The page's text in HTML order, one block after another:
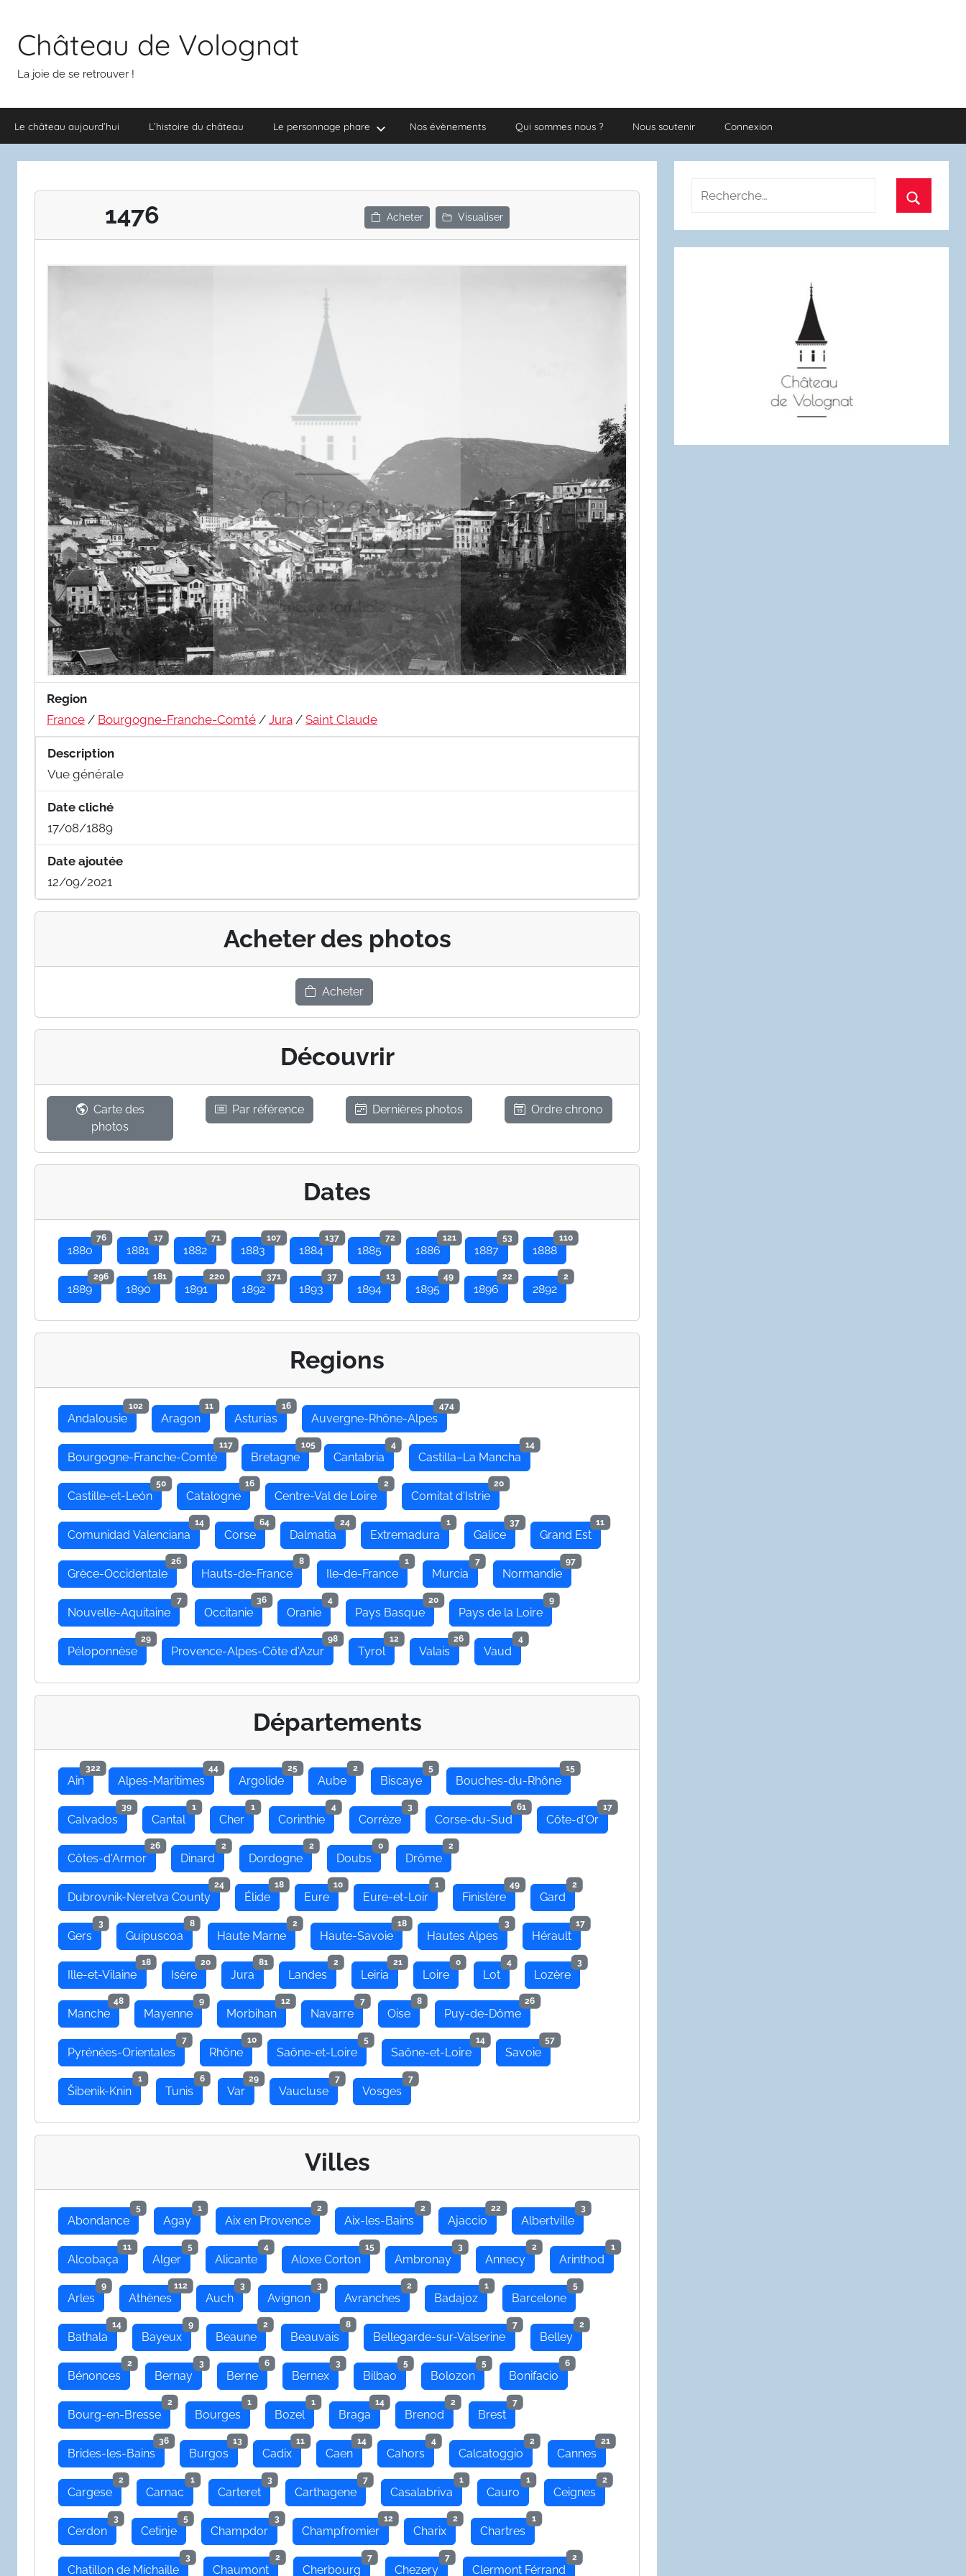
contenuChâteau de Volognat
La joie de se retrouver !
Le château aujourd’hui L’histoire du château Le personnage phare Nos évènements Qui sommes nous ? Nous soutenir Connexion
1476 Acheter Visualiser
Region
France / Bourgogne-Franche-Comté / Jura / Saint Claude
Description
Vue générale
Date cliché
17/08/1889
Date ajoutée
12/09/2021
Acheter des photos
Acheter
Découvrir
Carte des
photos
Par référence Dernières photos Ordre chrono
Dates
1880
76
1881
17
1882
71
1883
107
1884
137
1885
72
1886
121
1887
53
1888
110
1889
296
1890
181
1891
220
1892
371
1893
37
1894
13
1895
49
1896
22
2892
2
Regions
Andalousie
102
Aragon
11
Asturias
16
Auvergne-Rhône-Alpes
474
Bourgogne-Franche-Comté
117
Bretagne
105
Cantabria
4
Castilla–La Mancha
14
Castille-et-León
50
Catalogne
16
Centre-Val de Loire
2
Comitat d'Istrie
20
Comunidad Valenciana
14
Corse
64
Dalmatia
24
Extremadura
1
Galice
37
Grand Est
11
Grèce-Occidentale
26
Hauts-de-France
8
Ile-de-France
1
Murcia
7
Normandie
97
Nouvelle-Aquitaine
7
Occitanie
36
Oranie
4
Pays Basque
20
Pays de la Loire
9
Péloponnèse
29
Provence-Alpes-Côte d'Azur
98
Tyrol
12
Valais
26
Vaud
4
Départements
Ain
322
Alpes-Maritimes
44
Argolide
25
Aube
2
Biscaye
5
Bouches-du-Rhône
15
Calvados
39
Cantal
1
Cher
1
Corinthie
4
Corrèze
3
Corse-du-Sud
61
Côte-d'Or
17
Côtes-d'Armor
26
Dinard
2
Dordogne
2
Doubs
0
Drôme
2
Dubrovnik-Neretva County
24
Élide
18
Eure
10
Eure-et-Loir
1
Finistère
49
Gard
2
Gers
3
Guipuscoa
8
Haute Marne
2
Haute-Savoie
18
Hautes Alpes
3
Hérault
17
Ille-et-Vilaine
18
Isère
20
Jura
81
Landes
2
Leiria
21
Loire
0
Lot
4
Lozère
3
Manche
48
Mayenne
9
Morbihan
12
Navarre
7
Oise
8
Puy-de-Dôme
26
Pyrénées-Orientales
7
Rhône
10
Saône-et-Loire
5
Saône-et-Loire
14
Savoie
57
Šibenik-Knin
1
Tunis
6
Var
29
Vaucluse
7
Vosges
7
Villes
Abondance
5
Agay
1
Aix en Provence
2
Aix-les-Bains
2
Ajaccio
22
Albertville
3
Alcobaça
11
Alger
5
Alicante
4
Aloxe Corton
15
Ambronay
3
Annecy
2
Arinthod
1
Arles
9
Athènes
112
Auch
3
Avignon
3
Avranches
2
Badajoz
1
Barcelone
5
Bathala
14
Bayeux
9
Beaune
2
Beauvais
8
Bellegarde-sur-Valserine
7
Belley
2
Bénonces
2
Bernay
3
Berne
6
Bernex
3
Bilbao
5
Bolozon
5
Bonifacio
6
Bourg-en-Bresse
2
Bourges
1
Bozel
1
Braga
14
Brenod
2
Brest
7
Brides-les-Bains
36
Burgos
13
Cadix
11
Caen
14
Cahors
4
Calcatoggio
2
Cannes
21
Cargese
2
Carnac
1
Carteret
3
Carthagene
7
Casalabriva
1
Cauro
1
Ceignes
2
Cerdon
3
Cetinje
5
Champdor
3
Champfromier
12
Charix
2
Chartres
1
Chatillon de Michaille
3
Chaumont
2
Cherbourg
7
Chezery
7
Clermont Férrand
2
Recherche
: